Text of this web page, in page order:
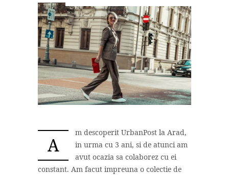
A
m descoperit UrbanPost la Arad,
in urma cu 3 ani, si de atunci am
avut ocazia sa colaborez cu ei
constant. Am facut impreuna o colectie de